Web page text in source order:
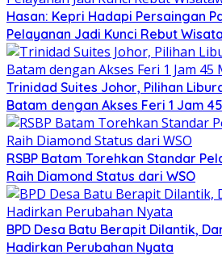
Hasan: Kepri Hadapi Persaingan
Pelayanan Jadi Kunci Rebut
Trinidad Suites Johor, Pilihan
Batam dengan Akses Feri 1 Jam
RSBP Batam Torehkan Standar
Raih Diamond Status dari WSO
BPD Desa Batu Berapit Dilantik,
Hadirkan Perubahan Nyata